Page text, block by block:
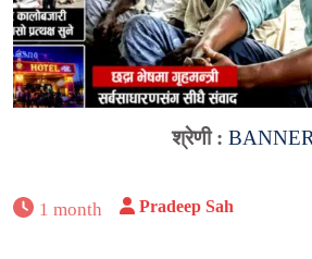
श्रेणी : BANNER
1 month Pradeep Sah